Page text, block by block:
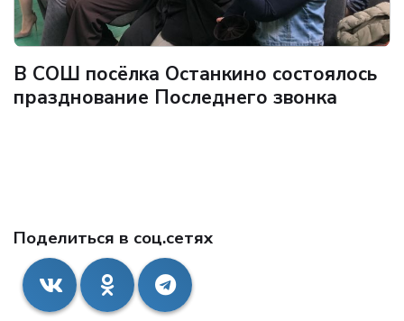
В СОШ посёлка Останкино состоялось
празднование Последнего звонка
Поделиться в соц.сетях